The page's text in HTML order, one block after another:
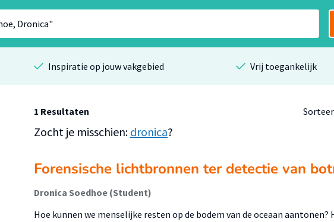
Inspiratie op jouw vakgebied Vrij toegankelijk
1 Resultaten
Zocht je misschien: dronica?
Forensische lichtbronnen ter detectie van
Dronica Soedhoe (Student)
Hoe kunnen we menselijke resten op de bodem van de oceaan